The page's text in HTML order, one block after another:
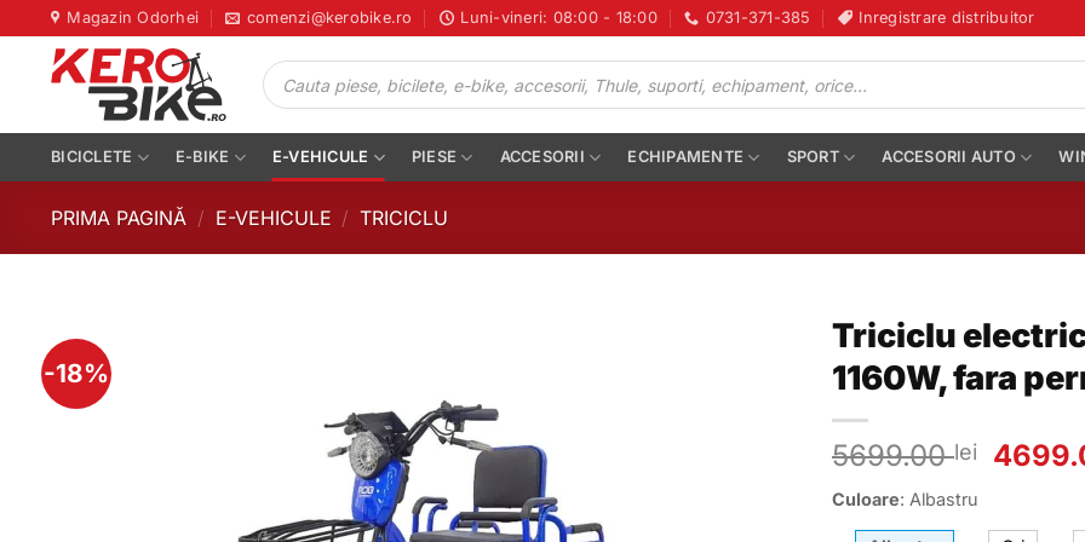
to
content
Magazin Odorhei comenzi@kerobike.ro Luni-vineri: 08:00 - 18:00 0731-371-385 Inregistrare distribuitor
Products
search
BICICLETE E-BIKE E-VEHICULE PIESE ACCESORII ECHIPAMENTE SPORT ACCESORII AUTO
PRIMA PAGINĂ / E-VEHICULE / TRICICLU
-18%
Triciclu electric
1160W, fara
5699.00lei
Prețul
Culoare: Albastru